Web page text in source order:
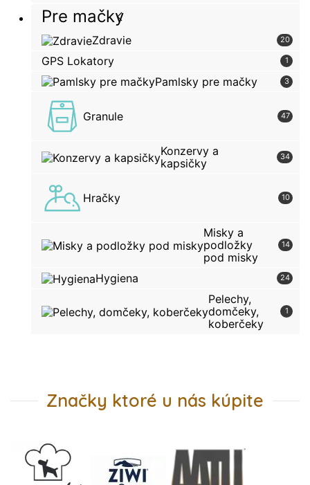
Pre mačky
Zdravie 20
GPS Lokatory 1
Pamlsky pre mačky 3
Granule 47
Konzervy a
kapsičky
34
Hračky 10
Misky a
podložky
pod misky
14
Hygiena 24
Pelechy,
domčeky,
koberčeky
1
Značky ktoré u nás kúpite